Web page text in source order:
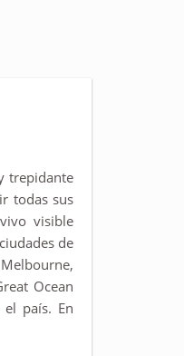
trepidante
todas sus
visible
de
Ocean
país. En